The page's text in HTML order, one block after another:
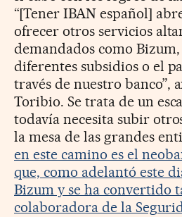
“[Tener IBAN español]
ofrecer otros servicios
demandados como
diferentes subsidios o el
través de nuestro banco”,
Toribio. Se trata de un
todavía necesita subir
la mesa de las grandes
en este camino es el
que, como adelantó este
Bizum y se ha convertido
colaboradora de la